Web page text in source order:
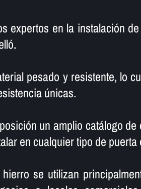
expertos en la instalación
pesado y resistente, lo
únicas.
un amplio catálogo
en cualquier tipo de puerta
se utilizan